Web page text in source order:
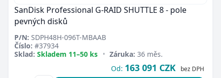
SanDisk Professional G-RAID SHUTTLE 8 - pole
pevných disků
P/N: SDPH48H-096T-MBAAB
Číslo: #37934
Sklad: Skladem 11–50 ks • Záruka: 36 měs.
Od: 163 091 CZK bez DPH